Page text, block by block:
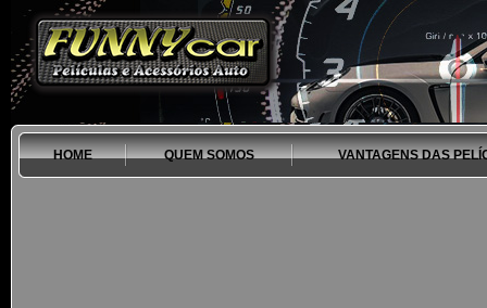
HOME QUEM SOMOS VANTAGENS DAS